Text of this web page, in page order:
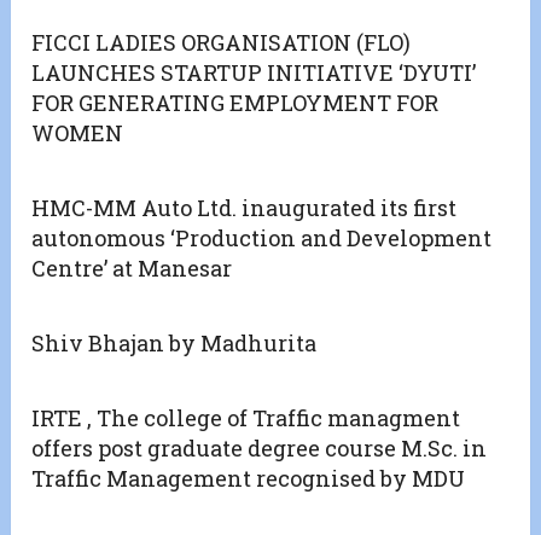
FICCI LADIES ORGANISATION (FLO)
LAUNCHES STARTUP INITIATIVE ‘DYUTI’
FOR GENERATING EMPLOYMENT FOR
WOMEN
HMC-MM Auto Ltd. inaugurated its first
autonomous ‘Production and Development
Centre’ at Manesar
Shiv Bhajan by Madhurita
IRTE , The college of Traffic managment
offers post graduate degree course M.Sc. in
Traffic Management recognised by MDU